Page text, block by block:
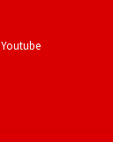
Youtube